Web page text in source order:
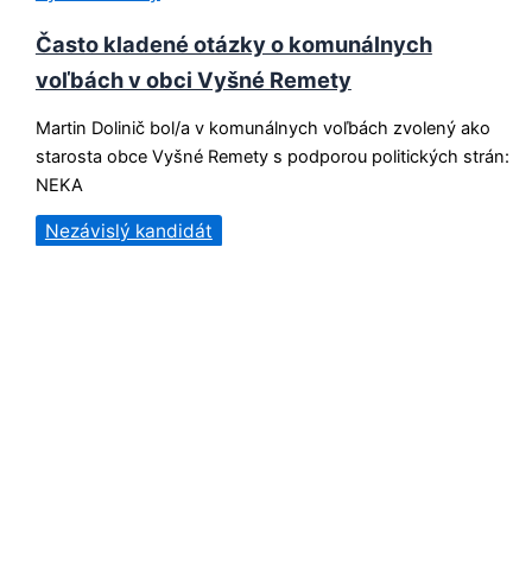
Často kladené otázky o komunálnych
voľbách v obci Vyšné Remety
Martin Dolinič bol/a v komunálnych voľbách zvolený ako
starosta obce Vyšné Remety s podporou politických strán:
NEKA
Nezávislý kandidát